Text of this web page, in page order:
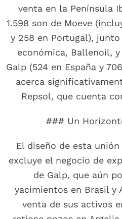
venta en la Península
1.598 son de Moeve
y 258 en Portugal),
económica, Ballenoil,
Galp (524 en España y
acerca
Repsol, que cuenta
### Un
El diseño de esta
excluye el negocio de
de Galp, que aún
yacimientos en Brasil y
venta de sus activos